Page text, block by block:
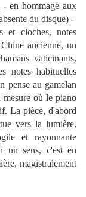
- en hommage aux
du disque) -
et cloches, notes
ancienne, un
vaticinants,
notes habituelles
pense au gamelan
mesure où le piano
La pièce, d'abord
vers la lumière,
et rayonnante
un sens, c'est en
magistralement